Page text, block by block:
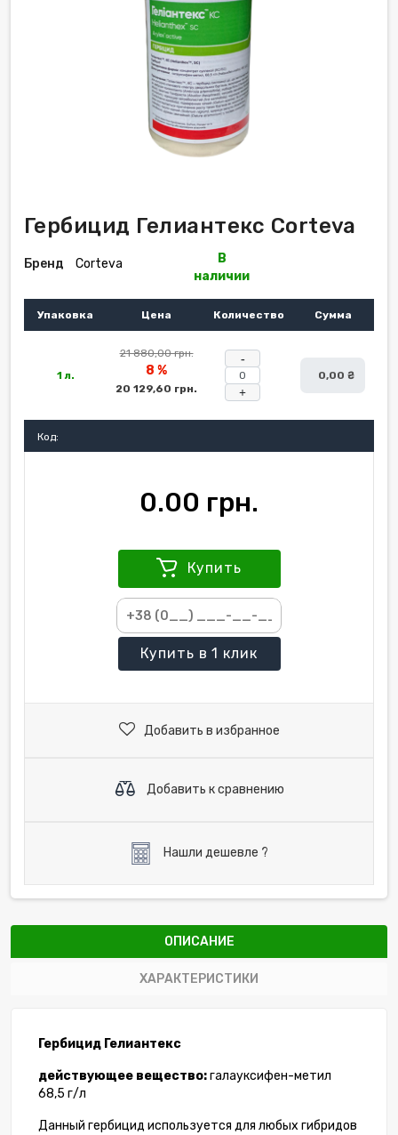
Гербицид Гелиантекс Corteva
Бренд Corteva
В
наличии
Упаковка Цена Количество Сумма
1 л.
21 880,00 грн.
8 %
20 129,60 грн. +
0,00 ₴
Код:
0.00 грн.
Купить
Купить в 1 клик
Добавить в избранное
Добавить к сравнению
Нашли дешевле ?
ОПИСАНИЕ
ХАРАКТЕРИСТИКИ
Гербицид Гелиантекс
действующее вещество:галауксифен-метил
68,5 г/л
Данный гербицид используется для любых гибридов